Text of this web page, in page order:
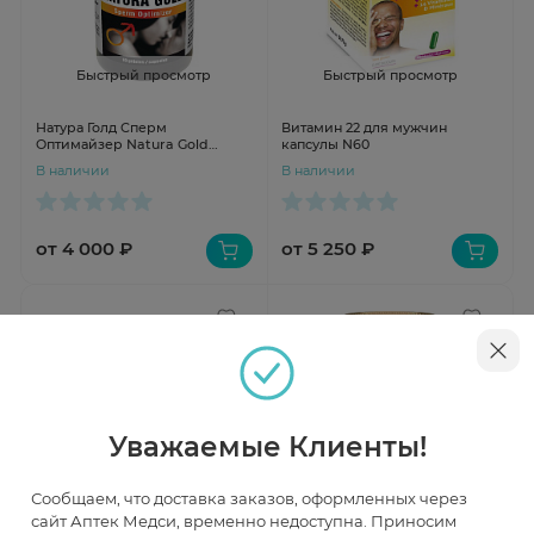
Быстрый просмотр
Натура Голд Сперм
Оптимайзер Natura Gold
В наличии
от 4 000 ₽
Быстрый просмотр
Витамин 22 для мужчин
капсулы N60
В наличии
от 5 250 ₽
Быстрый просмотр Быстрый просмотр
Уважаемые Клиенты!
Сообщаем, что доставка заказов, оформленных через
сайт Аптек Медси, временно недоступна. Приносим